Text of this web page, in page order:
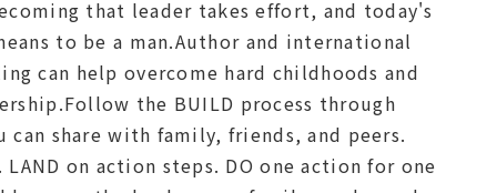
that leader takes effort, and today's
to be a man.Author and international
can help overcome hard childhoods and
the BUILD process through
share with family, friends, and peers.
on action steps. DO one action for one